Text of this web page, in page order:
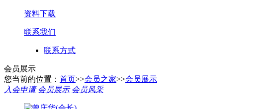
资料下载
联系我们
联系方式
会员展示
您当前的位置： 首页>>会员之家>>会员展示
入会申请 会员展示 会员风采